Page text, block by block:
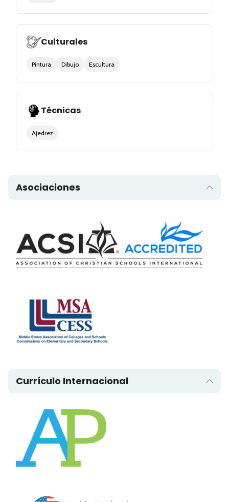
Culturales
Pintura Dibujo Escultura
Técnicas
Ajedrez
Asociaciones
Currículo Internacional